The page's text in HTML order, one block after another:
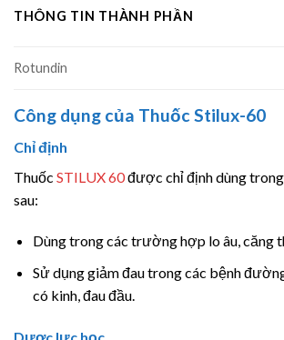
THÔNG TIN THÀNH PHẦN
Rotundin
Công dụng của Thuốc Stilux-60
Chỉ định
Thuốc STILUX 60được chỉ định dùng
sau:
Dùng trong các trường hợp lo âu, căng
Sử dụng giảm đau trong các bệnh
có kinh, đau đầu.
Dược lực học